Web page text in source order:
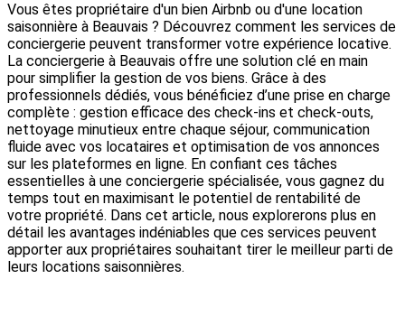
Vous êtes propriétaire d'un bien Airbnb ou d'une location
saisonnière à Beauvais ? Découvrez comment les services de
conciergerie peuvent transformer votre expérience locative.
La conciergerie à Beauvais offre une solution clé en main
pour simplifier la gestion de vos biens. Grâce à des
professionnels dédiés, vous bénéficiez d’une prise en charge
complète : gestion efficace des check-ins et check-outs,
nettoyage minutieux entre chaque séjour, communication
fluide avec vos locataires et optimisation de vos annonces
sur les plateformes en ligne. En confiant ces tâches
essentielles à une conciergerie spécialisée, vous gagnez du
temps tout en maximisant le potentiel de rentabilité de
votre propriété. Dans cet article, nous explorerons plus en
détail les avantages indéniables que ces services peuvent
apporter aux propriétaires souhaitant tirer le meilleur parti de
leurs locations saisonnières.